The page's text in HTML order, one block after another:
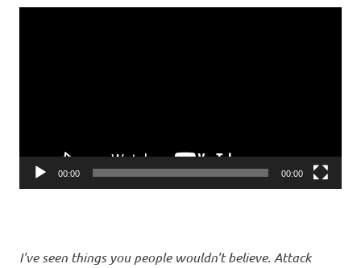
00:00 00:00
I've seen things you people wouldn't believe. Attack